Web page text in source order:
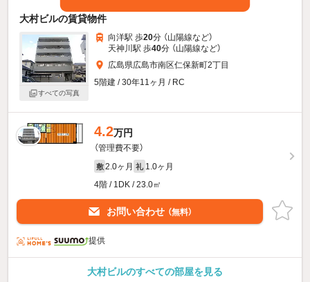
大村ビルの賃貸物件
すべての写真
向洋駅 歩20分 （山陽線など）
天神川駅 歩40分 （山陽線など）
広島県広島市南区仁保新町2丁目
5階建 / 30年11ヶ月 / RC
4.2万円
（管理費不要）
敷 2.0ヶ月 礼 1.0ヶ月
4階 / 1DK / 23.0㎡
お問い合わせ （無料）
提供
大村ビルのすべての部屋を見る